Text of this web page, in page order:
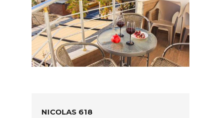
NICOLAS 618